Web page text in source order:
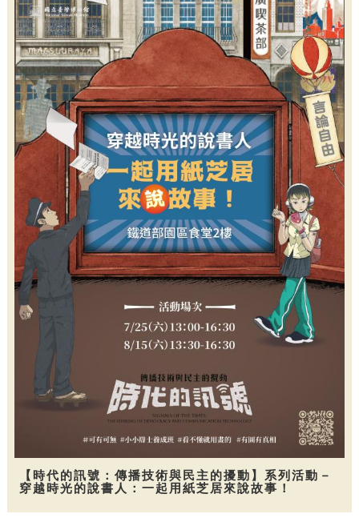
【時代的訊號：傳播技術與民主的擾動】系列活動－
穿越時光的說書人：一起用紙芝居來說故事！